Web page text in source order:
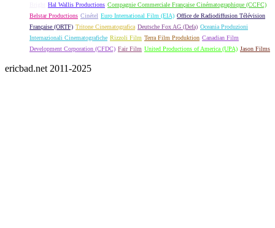
Hal Wallis Productions Compagnie Commerciale Française Cinématographique (CCFC)
Belstar Productions Cinétel Euro International Film (EIA) Office de Radiodiffusion Télévision
Française (ORTF) Tritone Cinematografica Deutsche Fox AG (Defa) Oceania Produzioni
Internazionali Cinematografiche Rizzoli Film Terra Film Produktion Canadian Film
Development Corporation (CFDC) Fair Film United Productions of America (UPA) Jason Films
ericbad.net 2011-2025